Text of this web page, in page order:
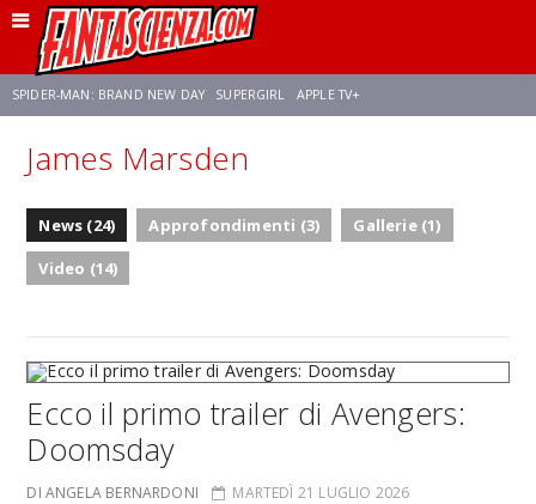
SPIDER-MAN: BRAND NEW DAY SUPERGIRL APPLE TV+
FRANCO RICCIARDIELLO ZENDAYA
NETFLIX SADIE SINK
James Marsden
News (24) Approfondimenti (3)
Gallerie (1)
Video (14)
Ecco il primo trailer di Avengers:
Doomsday
DI ANGELA BERNARDONI MARTEDÌ 21 LUGLIO 2026